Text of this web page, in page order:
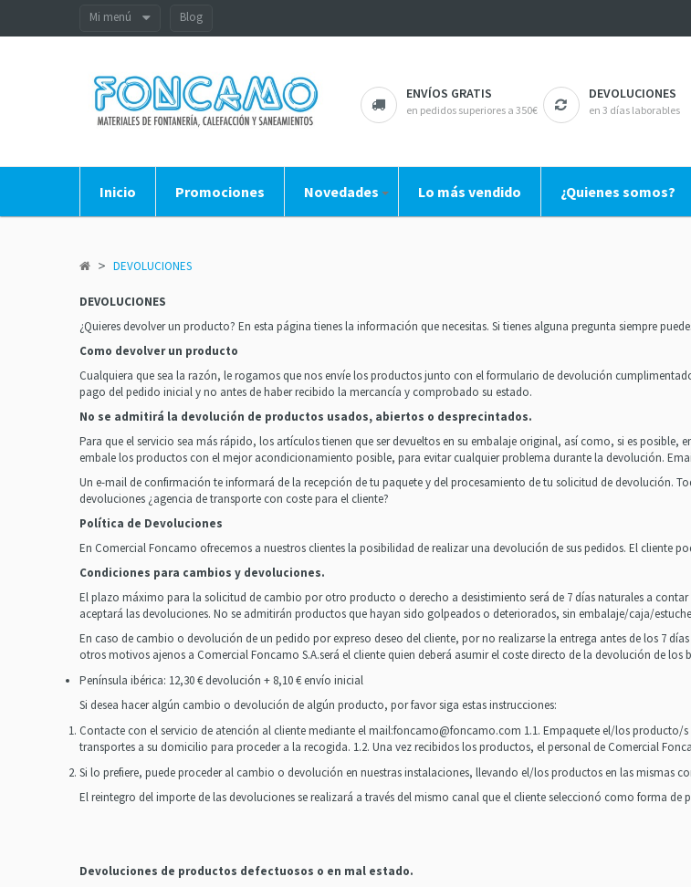
Mi menú Blog
ENVÍOS GRATIS
en pedidos superiores a 350€
DEVOLUCIONES
en 3 días laborables
Inicio Promociones Novedades Lo más vendido ¿Quienes somos?
> DEVOLUCIONES
DEVOLUCIONES
¿Quieres devolver un producto? En esta página tienes la información que necesitas. Si tienes alguna pregunta siempre
Como devolver un producto
Cualquiera que sea la razón, le rogamos que nos envíe los productos junto con el formulario de devolución
pago del pedido inicial y no antes de haber recibido la mercancía y comprobado su estado.
No se admitirá la devolución de productos usados, abiertos o desprecintados.
Para que el servicio sea más rápido, los artículos tienen que ser devueltos en su embalaje original, así como, si es
embale los productos con el mejor acondicionamiento posible, para evitar cualquier problema durante la devolución.
Un e-mail de confirmación te informará de la recepción de tu paquete y del procesamiento de tu solicitud de devolución.
devoluciones ¿agencia de transporte con coste para el cliente?
Política de Devoluciones
En Comercial Foncamo ofrecemos a nuestros clientes la posibilidad de realizar una devolución de sus pedidos. El cliente
Condiciones para cambios y devoluciones.
El plazo máximo para la solicitud de cambio por otro producto o derecho a desistimiento será de 7 días naturales a
aceptará las devoluciones. No se admitirán productos que hayan sido golpeados o deteriorados, sin embalaje/caja/
En caso de cambio o devolución de un pedido por expreso deseo del cliente, por no realizarse la entrega antes de los 7
otros motivos ajenos a Comercial Foncamo S.A.será el cliente quien deberá asumir el coste directo de la devolución de los
Península ibérica: 12,30 € devolución + 8,10 € envío inicial
Si desea hacer algún cambio o devolución de algún producto, por favor siga estas instrucciones:
Contacte con el servicio de atención al cliente mediante el mail:foncamo@foncamo.com 1.1. Empaquete el/los producto/
transportes a su domicilio para proceder a la recogida. 1.2. Una vez recibidos los productos, el personal de Comercial
Si lo prefiere, puede proceder al cambio o devolución en nuestras instalaciones, llevando el/los productos en las mismas
El reintegro del importe de las devoluciones se realizará a través del mismo canal que el cliente seleccionó como forma
Devoluciones de productos defectuosos o en mal estado.